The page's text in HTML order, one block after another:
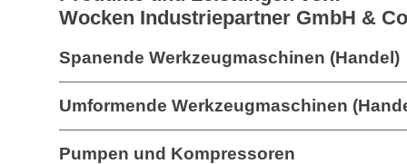
Wocken Industriepartner GmbH &
Spanende Werkzeugmaschinen (Handel)
Umformende Werkzeugmaschinen
Pumpen und Kompressoren